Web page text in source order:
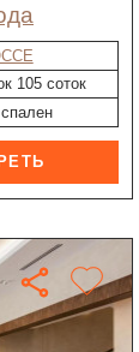
105 соток